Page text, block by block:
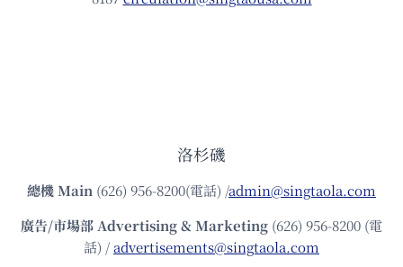
洛杉磯
總機Main (626) 956-8200(電話) /admin@singtaola.com
廣告/市場部Advertising & Marketing (626) 956-8200 (電
話) /advertisements@singtaola.com